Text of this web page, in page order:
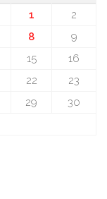
1
2
8
9
15
16
22
23
29
30